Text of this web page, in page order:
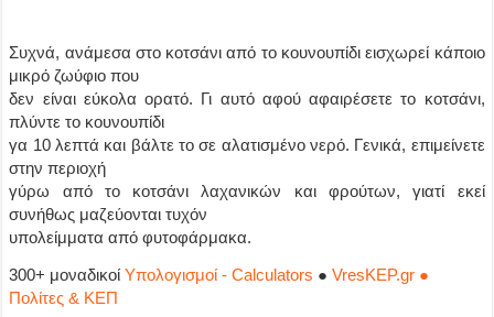
Συχνά, ανάμεσα στο κοτσάνι από το κουνουπίδι εισχωρεί κάποιο
μικρό ζωύφιο που
δεν είναι εύκολα ορατό. Γι αυτό αφού αφαιρέσετε το κοτσάνι,
πλύντε το κουνουπίδι
γα 10 λεπτά και βάλτε το σε αλατισμένο νερό. Γενικά, επιμείνετε
στην περιοχή
γύρω από το κοτσάνι λαχανικών και φρούτων, γιατί εκεί
συνήθως μαζεύονται τυχόν
υπολείμματα από φυτοφάρμακα.
300+ μοναδικοίΥπολογισμοί - Calculators ●VresKEP.gr ●
Πολίτες & ΚΕΠ